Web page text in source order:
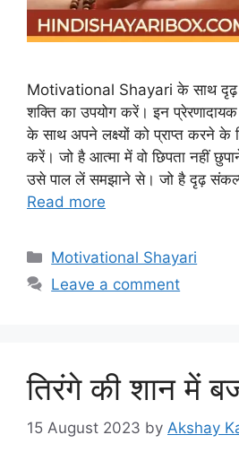
Motivational Shayari के साथ
शक्ति का उपयोग करें। इन
के साथ अपने लक्ष्यों को प्राप्त करने के
करें। जो है आत्मा में वो छिपता नहीं
उसे पाल लें समझाने से। जो है दृढ़
Read more
Categories
Motivational Shayari
Leave a comment
तिरंगे की शान में
15 August 2023 by Akshay